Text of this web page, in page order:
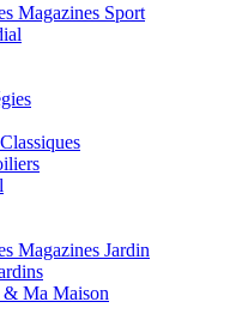
Magazines Sport
Magazines Jardin
Ma Maison